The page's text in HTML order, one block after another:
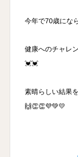
今年で70歳にな
健康へのチャレ
💓💓
素晴らしい結果
🙌👏👏💜💚💛